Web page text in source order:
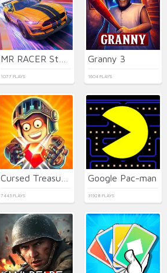
1077 PLAYS
Granny 3
1604 PLAYS
7443 PLAYS
Google Pac-man
31928 PLAYS